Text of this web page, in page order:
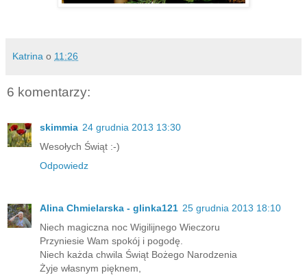
Katrina o 11:26
6 komentarzy:
skimmia 24 grudnia 2013 13:30
Wesołych Świąt :-)
Odpowiedz
Alina Chmielarska - glinka121 25 grudnia 2013 18:10
Niech magiczna noc Wigilijnego Wieczoru
Przyniesie Wam spokój i pogodę.
Niech każda chwila Świąt Bożego Narodzenia
Żyje własnym pięknem,